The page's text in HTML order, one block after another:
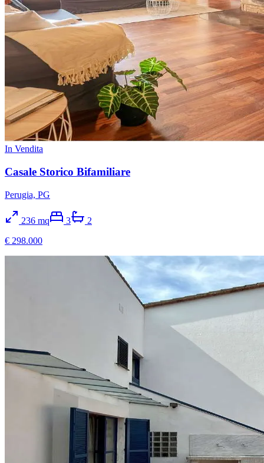
In Vendita
Casale Storico Bifamiliare
Perugia, PG
236 mq 3
2
€ 298.000